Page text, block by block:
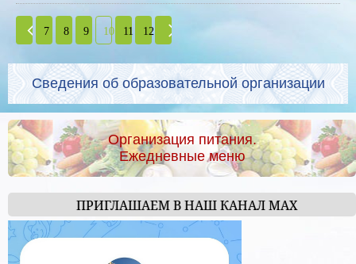
7 8 9 10 11 12
Сведения об образовательной организации
Организация питания.
Ежедневные меню
ПРИГЛАШАЕМ В НАШ КАНАЛ МАХ